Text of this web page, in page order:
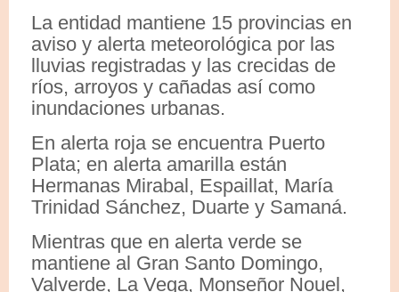
La entidad mantiene 15 provincias en
aviso y alerta meteorológica por las
lluvias registradas y las crecidas de
ríos, arroyos y cañadas así como
inundaciones urbanas.
En alerta roja se encuentra Puerto
Plata; en alerta amarilla están
Hermanas Mirabal, Espaillat, María
Trinidad Sánchez, Duarte y Samaná.
Mientras que en alerta verde se
mantiene al Gran Santo Domingo,
Valverde, La Vega, Monseñor Nouel,